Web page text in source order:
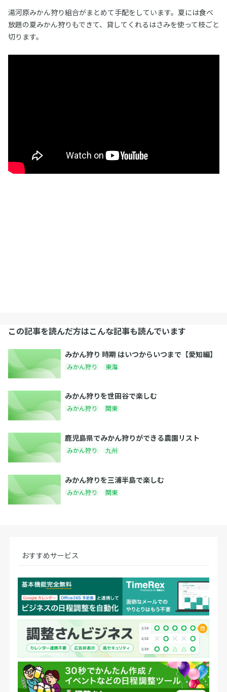
湯河原みかん狩り組合がまとめて手配をしています。夏には食べ
放題の夏みかん狩りもできて、貸してくれるはさみを使って枝ごと
切ります。
この記事を読んだ方はこんな記事も読んでいます
みかん狩り 時期 はいつからいつまで【愛知編】
みかん狩り 東海
みかん狩りを世田谷で楽しむ
みかん狩り 関東
鹿児島県でみかん狩りができる農園リスト
みかん狩り 九州
みかん狩りを三浦半島で楽しむ
みかん狩り 関東
おすすめサービス